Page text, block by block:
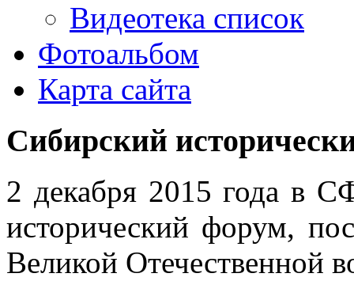
Видеотека список
Фотоальбом
Карта сайта
Сибирский
2 декабря 2015 года в
историчес­кий форум,
Великой Отечественной